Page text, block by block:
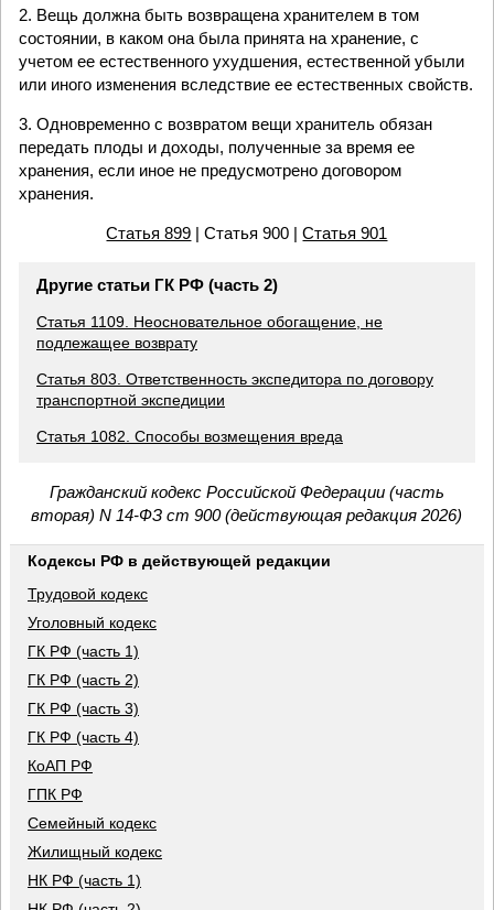
2. Вещь должна быть возвращена хранителем в том
состоянии, в каком она была принята на хранение, с
учетом ее естественного ухудшения, естественной убыли
или иного изменения вследствие ее естественных свойств.
3. Одновременно с возвратом вещи хранитель обязан
передать плоды и доходы, полученные за время ее
хранения, если иное не предусмотрено договором
хранения.
Статья 899 | Статья 900 |Статья 901
Другие статьи ГК РФ (часть 2)
Статья 1109. Неосновательное обогащение, не
подлежащее возврату
Статья 803. Ответственность экспедитора по договору
транспортной экспедиции
Статья 1082. Способы возмещения вреда
Гражданский кодекс Российской Федерации (часть
вторая) N 14-ФЗ ст 900 (действующая редакция 2026)
Кодексы РФ в действующей редакции
Трудовой кодекс
Уголовный кодекс
ГК РФ (часть 1)
ГК РФ (часть 2)
ГК РФ (часть 3)
ГК РФ (часть 4)
КоАП РФ
ГПК РФ
Семейный кодекс
Жилищный кодекс
НК РФ (часть 1)